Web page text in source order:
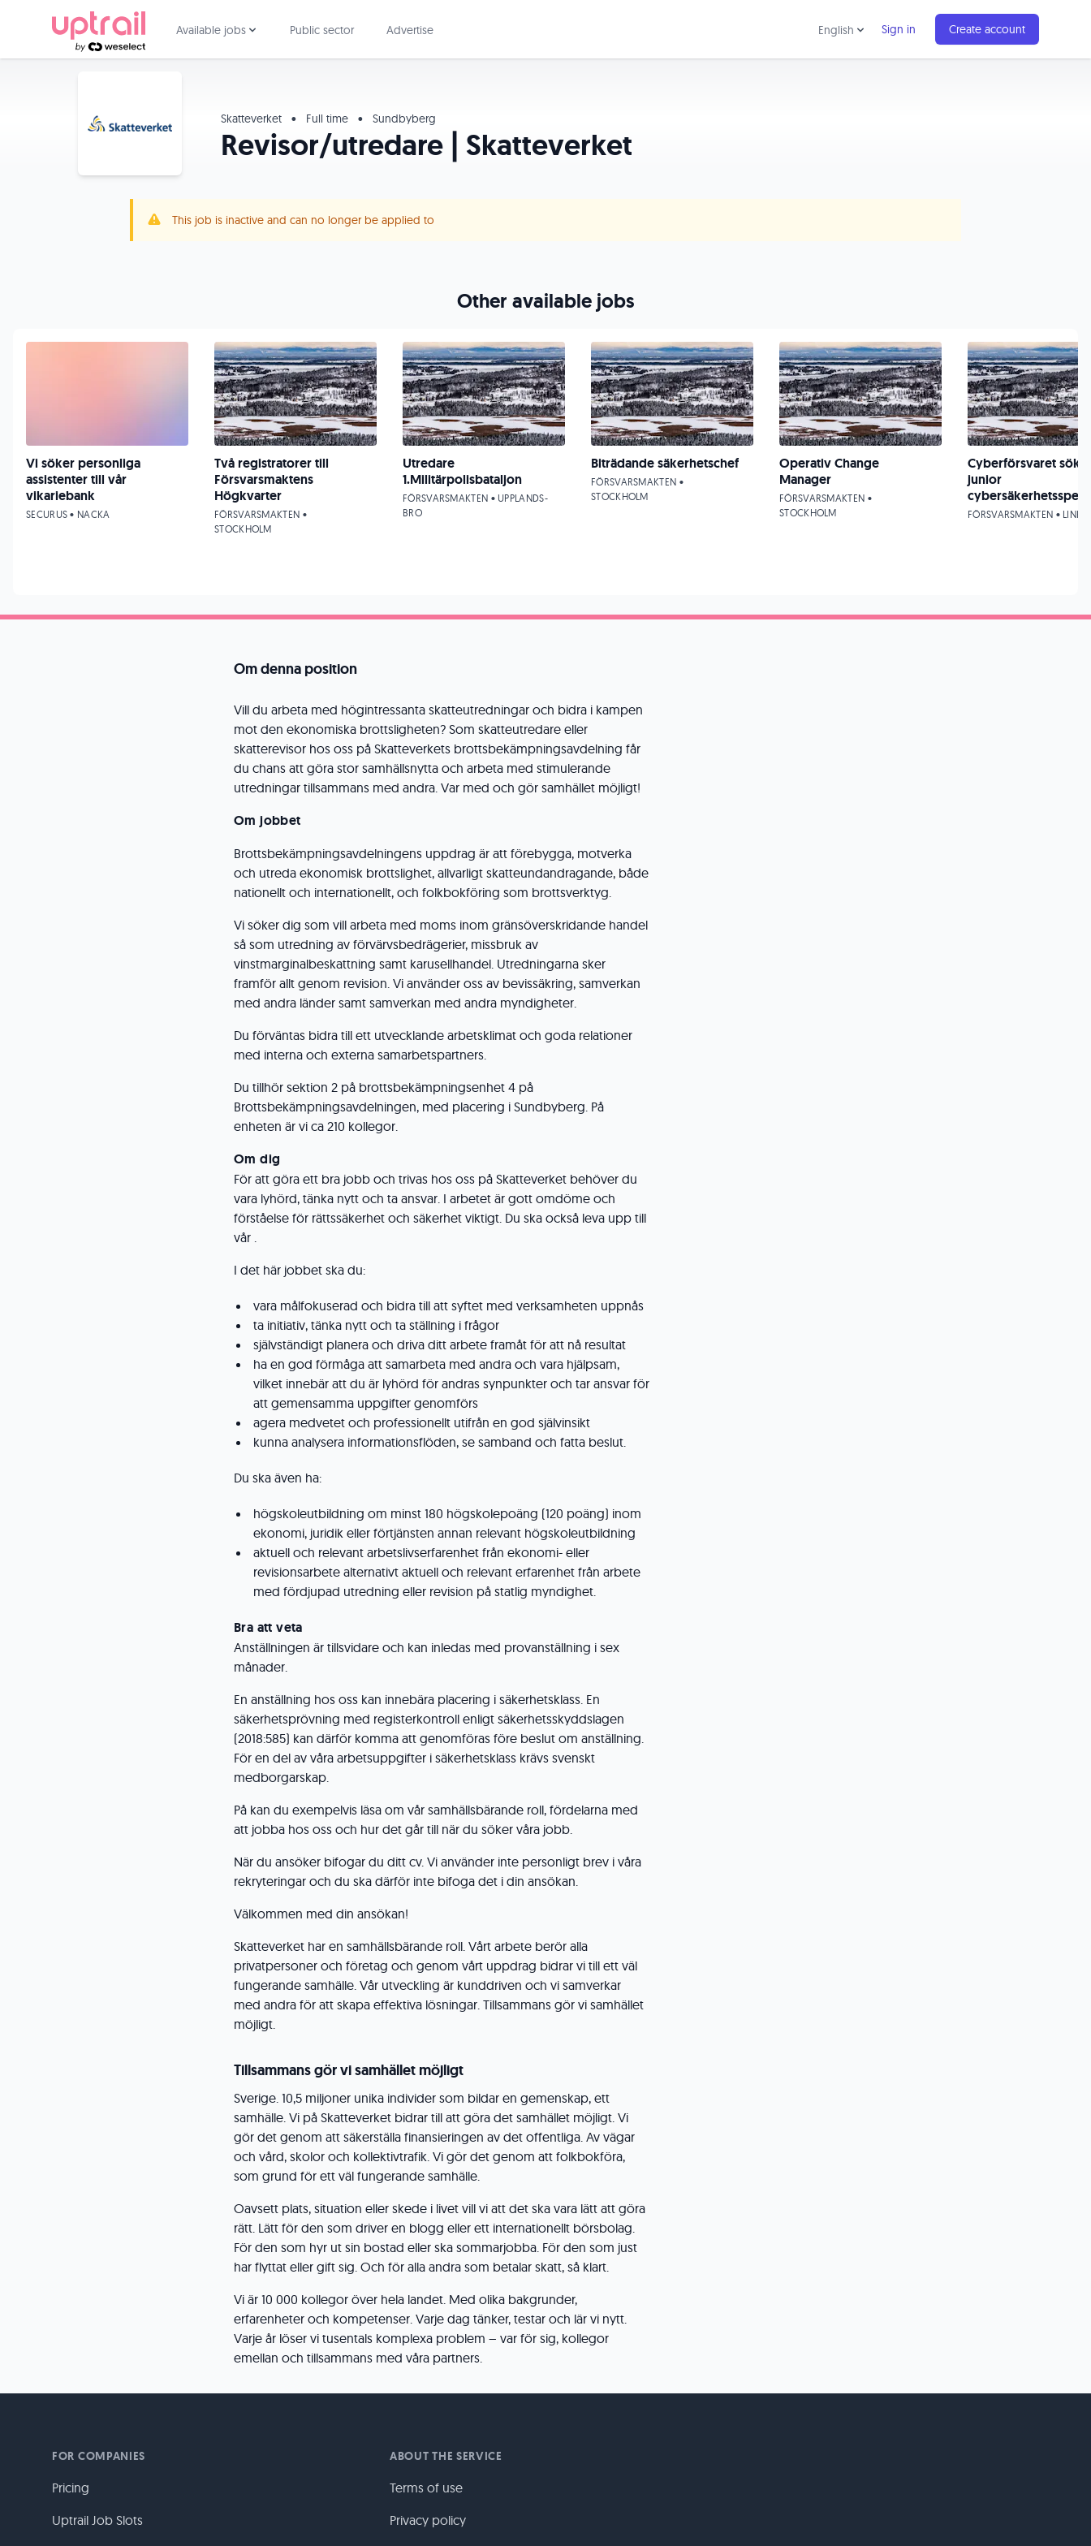
Available jobs Public sector Advertise English Sign in Create account
Skatteverket • Full time • Sundbyberg
Revisor/utredare | Skatteverket
This job is inactive and can no longer be applied to
Om denna position
Vill du arbeta med högintressanta skatteutredningar och bidra i kampen
mot den ekonomiska brottsligheten? Som skatteutredare eller
skatterevisor hos oss på Skatteverkets brottsbekämpningsavdelning får
du chans att göra stor samhällsnytta och arbeta med stimulerande
utredningar tillsammans med andra. Var med och gör samhället möjligt!
Om jobbet
Brottsbekämpningsavdelningens uppdrag är att förebygga, motverka
och utreda ekonomisk brottslighet, allvarligt skatteundandragande, både
nationellt och internationellt, och folkbokföring som brottsverktyg.
Vi söker dig som vill arbeta med moms inom gränsöverskridande handel
så som utredning av förvärvsbedrägerier, missbruk av
vinstmarginalbeskattning samt karusellhandel. Utredningarna sker
framför allt genom revision. Vi använder oss av bevissäkring, samverkan
med andra länder samt samverkan med andra myndigheter.
Du förväntas bidra till ett utvecklande arbetsklimat och goda relationer
med interna och externa samarbetspartners.
Du tillhör sektion 2 på brottsbekämpningsenhet 4 på
Brottsbekämpningsavdelningen, med placering i Sundbyberg. På
enheten är vi ca 210 kollegor.
Om dig
För att göra ett bra jobb och trivas hos oss på Skatteverket behöver du
vara lyhörd, tänka nytt och ta ansvar. I arbetet är gott omdöme och
förståelse för rättssäkerhet och säkerhet viktigt. Du ska också leva upp till
vår .
I det här jobbet ska du:
vara målfokuserad och bidra till att syftet med verksamheten uppnås
ta initiativ, tänka nytt och ta ställning i frågor
självständigt planera och driva ditt arbete framåt för att nå resultat
ha en god förmåga att samarbeta med andra och vara hjälpsam,
vilket innebär att du är lyhörd för andras synpunkter och tar ansvar för
att gemensamma uppgifter genomförs
agera medvetet och professionellt utifrån en god självinsikt
kunna analysera informationsflöden, se samband och fatta beslut.
Du ska även ha:
högskoleutbildning om minst 180 högskolepoäng (120 poäng) inom
ekonomi, juridik eller förtjänsten annan relevant högskoleutbildning
aktuell och relevant arbetslivserfarenhet från ekonomi- eller
revisionsarbete alternativt aktuell och relevant erfarenhet från arbete
med fördjupad utredning eller revision på statlig myndighet.
Bra att veta
Anställningen är tillsvidare och kan inledas med provanställning i sex
månader.
En anställning hos oss kan innebära placering i säkerhetsklass. En
säkerhetsprövning med registerkontroll enligt säkerhetsskyddslagen
(2018:585) kan därför komma att genomföras före beslut om anställning.
För en del av våra arbetsuppgifter i säkerhetsklass krävs svenskt
medborgarskap.
På kan du exempelvis läsa om vår samhällsbärande roll, fördelarna med
att jobba hos oss och hur det går till när du söker våra jobb.
När du ansöker bifogar du ditt cv. Vi använder inte personligt brev i våra
rekryteringar och du ska därför inte bifoga det i din ansökan.
Välkommen med din ansökan!
Skatteverket har en samhällsbärande roll. Vårt arbete berör alla
privatpersoner och företag och genom vårt uppdrag bidrar vi till ett väl
fungerande samhälle. Vår utveckling är kunddriven och vi samverkar
med andra för att skapa effektiva lösningar. Tillsammans gör vi samhället
möjligt.
Tillsammans gör vi samhället möjligt
Sverige. 10,5 miljoner unika individer som bildar en gemenskap, ett
samhälle. Vi på Skatteverket bidrar till att göra det samhället möjligt. Vi
gör det genom att säkerställa finansieringen av det offentliga. Av vägar
och vård, skolor och kollektivtrafik. Vi gör det genom att folkbokföra,
som grund för ett väl fungerande samhälle.
Oavsett plats, situation eller skede i livet vill vi att det ska vara lätt att göra
rätt. Lätt för den som driver en blogg eller ett internationellt börsbolag.
För den som hyr ut sin bostad eller ska sommarjobba. För den som just
har flyttat eller gift sig. Och för alla andra som betalar skatt, så klart.
Vi är 10 000 kollegor över hela landet. Med olika bakgrunder,
erfarenheter och kompetenser. Varje dag tänker, testar och lär vi nytt.
Varje år löser vi tusentals komplexa problem – var för sig, kollegor
emellan och tillsammans med våra partners.
Other available jobs
Vi söker personliga
assistenter till vår
vikariebank
SECURUS • NACKA
Två registratorer till
Försvarsmaktens
Högkvarter
FÖRSVARSMAKTEN •
STOCKHOLM
Utredare
1.Militärpolisbataljon
FÖRSVARSMAKTEN • UPPLANDS-
BRO
Biträdande säkerhetschef
FÖRSVARSMAKTEN •
STOCKHOLM
Operativ Change
Manager
FÖRSVARSMAKTEN •
STOCKHOLM
Cyberförsvaret
junior
FÖRSVARSMAKTEN •
FOR COMPANIES
Pricing
Uptrail Job Slots
ABOUT THE SERVICE
Terms of use
Privacy policy